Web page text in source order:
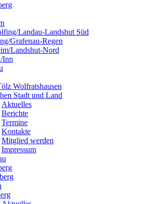
Landau-Landshut Süd
Grafenau-Regen
Landshut-Nord
Inn
Wolfratshausen
Stadt und Land
Aktuelles
Berichte
Termine
Kontakte
Mitglied werden
Impressum